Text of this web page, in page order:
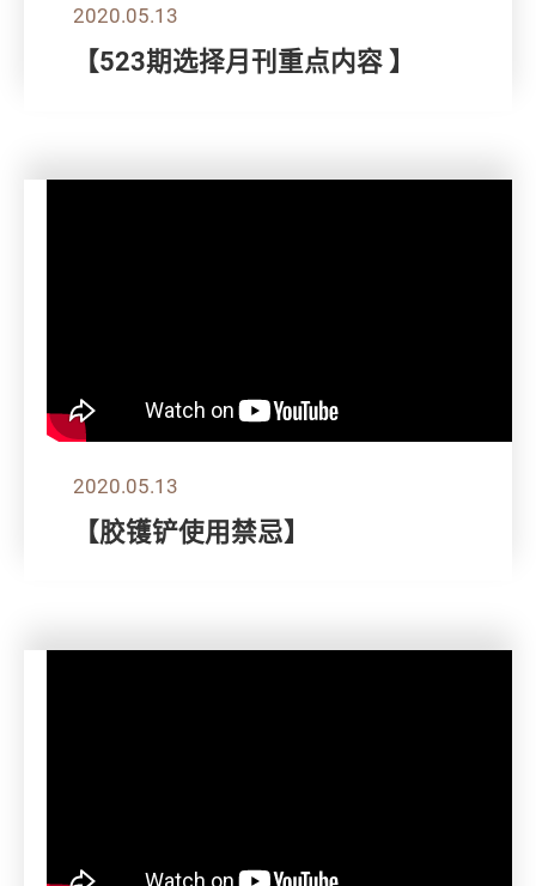
2020.05.13
【523期选择月刊重点内容 】
2020.05.13
【胶镬铲使用禁忌】